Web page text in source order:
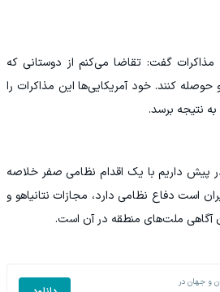
گفت: تقاضا می‌کنم از دوستانی که
کنند. خود آمریکایی‌ها این مذاکرات را
نتیجه برسد.
پیش داریم با یک اقدام نظامی صفر خلاصه
است دفاع نظامی دارد، مجازات نتانیاهو و
آگاهی ملت‌های منطقه در آن است.
و جهان در